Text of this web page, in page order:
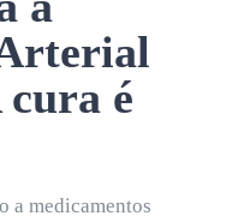
é
a medicamentos